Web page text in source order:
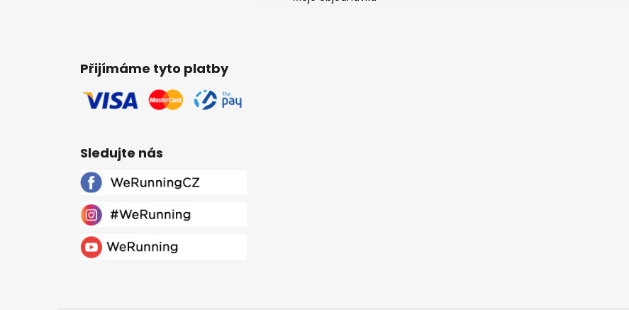
Přijímáme tyto platby
Sledujte nás